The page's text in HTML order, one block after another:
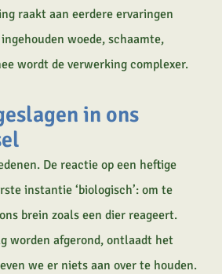
raakt aan eerdere ervaringen
woede, schaamte,
wordt de verwerking complexer.
in ons
De reactie op een heftige
instantie ‘biologisch’: om te
brein zoals een dier reageert.
worden afgerond, ontlaadt het
we er niets aan over te houden.